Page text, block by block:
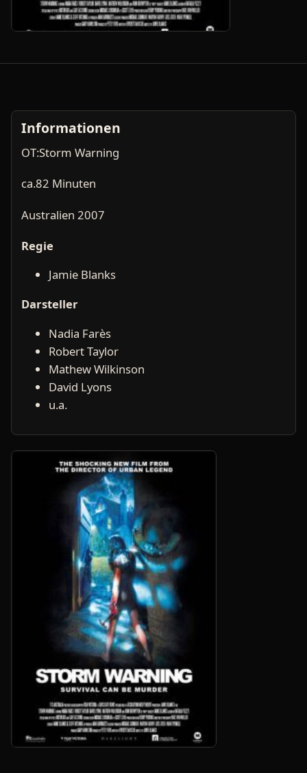
Informationen
OT:Storm Warning
ca.82 Minuten
Australien 2007
Regie
Jamie Blanks
Darsteller
Nadia Farès
Robert Taylor
Mathew Wilkinson
David Lyons
u.a.